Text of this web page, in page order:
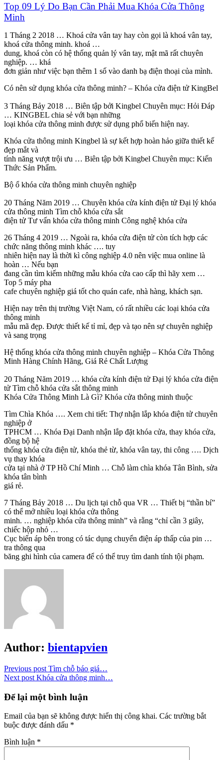
Top 09 Lý Do Bạn Cần Phải Mua Khóa Cửa Thông
Minh
1 Tháng 2 2018 … Khoá cửa vân tay hay còn gọi là khoá vân tay,
khoá cửa thông minh. khoá …
dung, khoá còn có hệ thống quản lý vân tay, mật mã rất chuyên
nghiệp. … khá
đơn giản như việc bạn thêm 1 số vào danh bạ điện thoại của mình.
Có nên sử dụng khóa cửa thông minh? – Khóa cửa điện tử KingBel
3 Tháng Bảy 2018 … Biên tập bởi Kingbel Chuyên mục: Hỏi Đáp
… KINGBEL chia sẻ với bạn những
loại khóa cửa thông minh được sử dụng phổ biến hiện nay.
Khóa cửa thông minh Kingbel là sự kết hợp hoàn hảo giữa thiết kế
đẹp mắt và
tính năng vượt trội ưu … Biên tập bởi Kingbel Chuyên mục: Kiến
Thức Sản Phẩm.
Bộ ổ khóa cửa thông minh chuyên nghiệp
20 Tháng Năm 2019 … Chuyên khóa cửa kính điện tử Đại lý khóa
cửa thông minh Tìm chỗ khóa cửa sắt
điện tử Tư vấn khóa cửa thông minh Công nghệ khóa cửa
26 Tháng 4 2019 … Ngoài ra, khóa cửa điện tử còn tích hợp các
chức năng thông minh khác …. tuy
nhiên hiện nay là thời kì công nghiệp 4.0 nên việc mua online là
hoàn … Nếu bạn
đang cần tìm kiếm những mẫu khóa cửa cao cấp thì hãy xem …
Top 5 máy pha
cafe chuyên nghiệp giá tốt cho quán cafe, nhà hàng, khách sạn.
Hiện nay trên thị trường Việt Nam, có rất nhiều các loại khóa cửa
thông minh
mẫu mã đẹp. Được thiết kế tỉ mỉ, đẹp và tạo nên sự chuyên nghiệp
và sang trọng
Hệ thống khóa cửa thông minh chuyên nghiệp – Khóa Cửa Thông
Minh Hàng Chính Hãng, Giá Rẻ Chất Lượng
20 Tháng Năm 2019 … khóa cửa kính điện tử Đại lý khóa cửa điện
tử Tìm chỗ khóa cửa sắt thông minh
Khóa Cửa Thông Minh Là Gì? Khóa cửa thông minh thuộc
Tìm Chìa Khóa …. Xem chi tiết: Thợ nhận lắp khóa điện tử chuyên
nghiệp ở
TPHCM … Khóa Đại Danh nhận lắp đặt khóa cửa, thay khóa cửa,
đồng bộ hệ
thống khóa cửa điện tử, khóa thẻ từ, khóa vân tay, thi công …. Dịch
vụ thay khóa
cửa tại nhà ở TP Hồ Chí Minh … Chỗ làm chìa khóa Tân Bình, sửa
khóa tân bình
giá rẻ.
7 Tháng Bảy 2018 … Du lịch tại chỗ qua VR … Thiết bị “thần bí”
có thể mở nhiều loại khóa cửa thông
minh. … nghiệp khóa cửa thông minh” và rằng “chỉ cần 3 giây,
chiếc hộp nhỏ …
Cục biến áp bên trong có tác dụng chuyển điện áp thấp của pin …
tra thông qua
băng ghi hình của camera để có thể truy tìm danh tính tội phạm.
Author: bientapvien
Previous post Tìm chỗ báo giá…
Next post Khóa cửa thông minh…
Để lại một bình luận
Email của bạn sẽ không được hiển thị công khai. Các trường bắt
buộc được đánh dấu *
Bình luận *